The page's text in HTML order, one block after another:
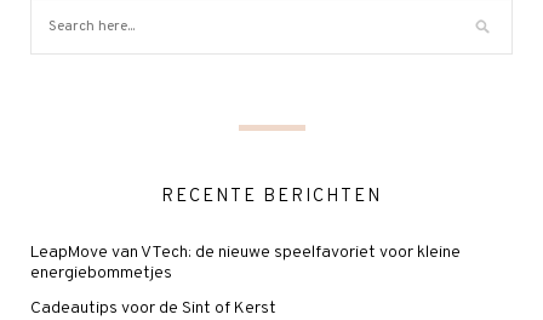
RECENTE BERICHTEN
LeapMove van VTech: de nieuwe speelfavoriet voor kleine
energiebommetjes
Cadeautips voor de Sint of Kerst